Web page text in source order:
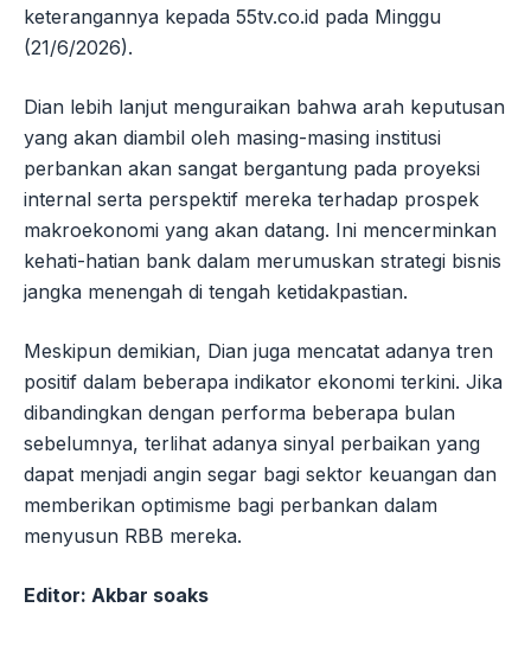
keterangannya kepada 55tv.co.id pada Minggu
(21/6/2026).
Dian lebih lanjut menguraikan bahwa arah keputusan
yang akan diambil oleh masing-masing institusi
perbankan akan sangat bergantung pada proyeksi
internal serta perspektif mereka terhadap prospek
makroekonomi yang akan datang. Ini mencerminkan
kehati-hatian bank dalam merumuskan strategi bisnis
jangka menengah di tengah ketidakpastian.
Meskipun demikian, Dian juga mencatat adanya tren
positif dalam beberapa indikator ekonomi terkini. Jika
dibandingkan dengan performa beberapa bulan
sebelumnya, terlihat adanya sinyal perbaikan yang
dapat menjadi angin segar bagi sektor keuangan dan
memberikan optimisme bagi perbankan dalam
menyusun RBB mereka.
Editor: Akbar soaks